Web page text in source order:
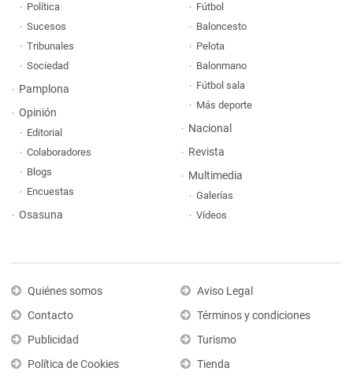
Política
Sucesos
Tribunales
Sociedad
Pamplona
Opinión
Editorial
Colaboradores
Blogs
Encuestas
Osasuna
Fútbol
Baloncesto
Pelota
Balonmano
Fútbol sala
Más deporte
Nacional
Revista
Multimedia
Galerías
Vídeos
Quiénes somos
Contacto
Publicidad
Política de Cookies
Aviso Legal
Términos y condiciones
Turismo
Tienda